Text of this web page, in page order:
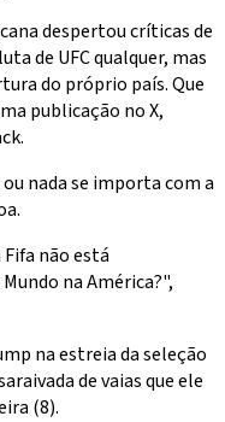
despertou críticas de
de UFC qualquer, mas
do próprio país. Que
publicação no X,
nada se importa com a
não está
na América?",
na estreia da seleção
de vaias que ele
(8).